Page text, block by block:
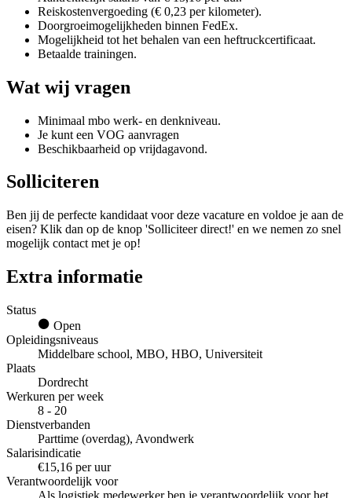
Reiskostenvergoeding (€ 0,23 per kilometer).
Doorgroeimogelijkheden binnen FedEx.
Mogelijkheid tot het behalen van een heftruckcertificaat.
Betaalde trainingen.
Wat wij vragen
Minimaal mbo werk- en denkniveau.
Je kunt een VOG aanvragen
Beschikbaarheid op vrijdagavond.
Solliciteren
Ben jij de perfecte kandidaat voor deze vacature en voldoe je aan de
eisen? Klik dan op de knop 'Solliciteer direct!' en we nemen zo snel
mogelijk contact met je op!
Extra informatie
Status
Open
Opleidingsniveaus
Middelbare school, MBO, HBO, Universiteit
Plaats
Dordrecht
Werkuren per week
8 - 20
Dienstverbanden
Parttime (overdag), Avondwerk
Salarisindicatie
€15,16 per uur
Verantwoordelijk voor